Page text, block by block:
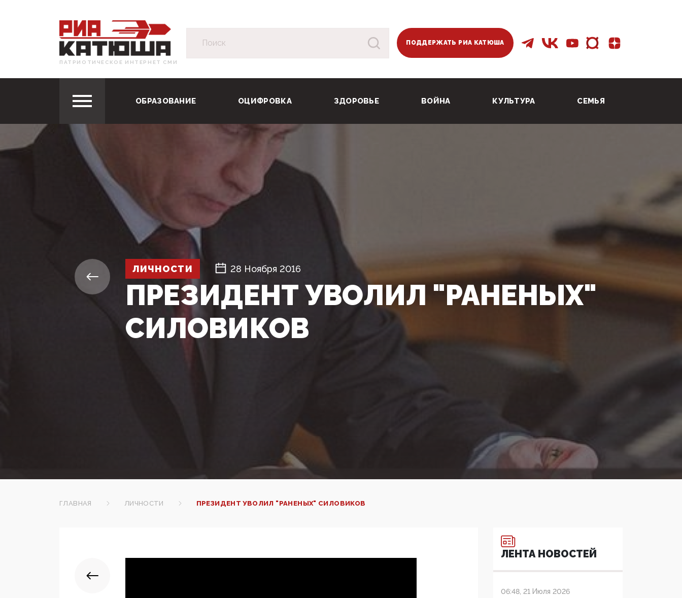
ПАТРИОТИЧЕСКОЕ ИНТЕРНЕТ СМИ
ПОДДЕРЖАТЬ РИА КАТЮША
ОБРАЗОВАНИЕ ОЦИФРОВКА ЗДОРОВЬЕ ВОЙНА КУЛЬТУРА СЕМЬЯ
ЛИЧНОСТИ 28 Ноября 2016
ПРЕЗИДЕНТ УВОЛИЛ "РАНЕНЫХ"
СИЛОВИКОВ
ГЛАВНАЯ ЛИЧНОСТИ ПРЕЗИДЕНТ УВОЛИЛ "РАНЕНЫХ" СИЛОВИКОВ
ЛЕНТА НОВОСТЕЙ
06:48, 21 Июля 2026